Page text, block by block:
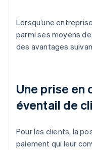
Lorsqu’une
parmi ses moyens
des avantages
Une prise en
éventail de
Pour les clients, la
paiement qui leur